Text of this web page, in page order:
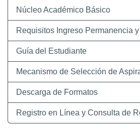
Núcleo Académico Básico
Requisitos Ingreso Permanencia
Guía del Estudiante
Mecanismo de Selección de
Descarga de Formatos
Registro en Línea y Consulta de